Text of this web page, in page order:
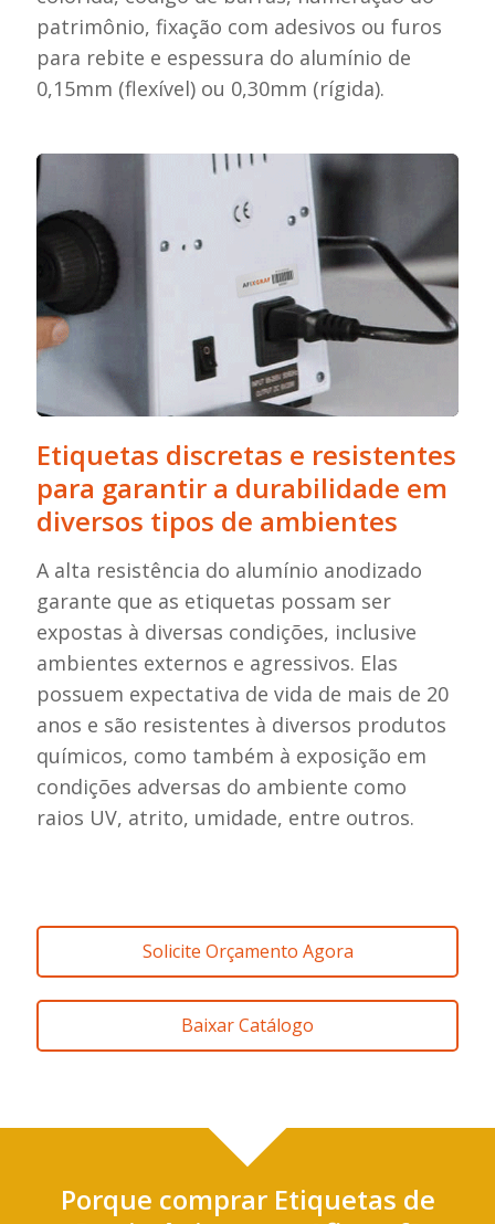
patrimônio, fixação com adesivos ou furos
para rebite e espessura do alumínio de
0,15mm (flexível) ou 0,30mm (rígida).
Etiquetas discretas e resistentes
para garantir a durabilidade em
diversos tipos de ambientes
A alta resistência do alumínio anodizado
garante que as etiquetas possam ser
expostas à diversas condições, inclusive
ambientes externos e agressivos. Elas
possuem expectativa de vida de mais de 20
anos e são resistentes à diversos produtos
químicos, como também à exposição em
condições adversas do ambiente como
raios UV, atrito, umidade, entre outros.
Solicite Orçamento Agora
Baixar Catálogo
Porque comprar Etiquetas de